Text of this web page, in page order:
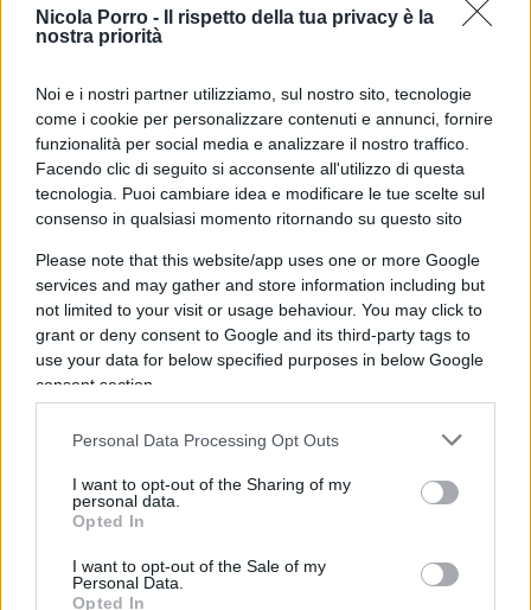
Nicola Porro -
Il rispetto della tua privacy è la
nostra priorità
Noi e i nostri partner utilizziamo, sul nostro sito, tecnologie
come i cookie per personalizzare contenuti e annunci, fornire
funzionalità per social media e analizzare il nostro traffico.
Facendo clic di seguito si acconsente all'utilizzo di questa
tecnologia. Puoi cambiare idea e modificare le tue scelte sul
consenso in qualsiasi momento ritornando su questo sito
Please note that this website/app uses one or more Google
services and may gather and store information including but
not limited to your visit or usage behaviour. You may click to
grant or deny consent to Google and its third-party tags to
use your data for below specified purposes in below Google
consent section.
Personal Data Processing Opt Outs
I want to opt-out of the Sharing of my
personal data.
Opted In
I want to opt-out of the Sale of my
Personal Data.
Opted In
VIGNETTA DEL
27/10/2023
VIGNETTA DEL
02/11/2023
Le vignette satiriche diBeppe Fantin, illustratore
trevigiano, nascono dalla passione dell'autore per
dare voce a situazioni, non solo politiche, attraverso i
disegni utilizzando da sempre la tecnica riconoscibile
dell'acquerello. Orgogliosamente un liberale di
centrodestra, il vignettista non fatica a trovare le sue
ispirazioni dall’attuale sinistra, che a suo dire, mai
come in questo momento sta dando il “meglio” di sé.
La satira è libertà di espressione o almeno lo è fino a
quando non supera l’indecenza, fino a quando non
offende e non è volgare. Una frase di Alexander